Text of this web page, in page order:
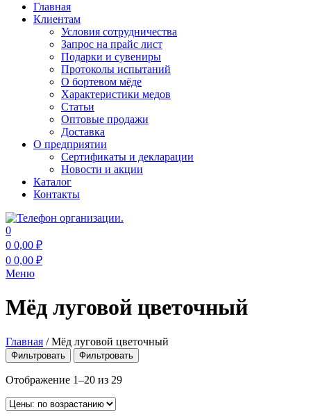
Главная
Клиентам
Условия сотрудничества
Запрос на прайс лист
Подарки и сувениры
Протоколы испытаний
О бортевом мёде
Характеристики медов
Статьи
Оптовые продажи
Доставка
О предприятии
Сертификаты и декларации
Новости и акции
Каталог
Контакты
0
0 0,00 ₽
0 0,00 ₽
Меню
Мёд луговой цветочный
Главная /Мёд луговой цветочный
Фильтровать Фильтровать
Отображение 1–20 из 29